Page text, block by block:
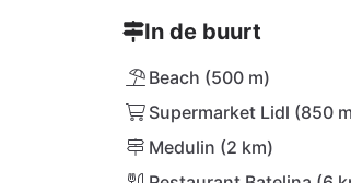
In de buurt
Beach (500 m)
Supermarket Lidl (850
Medulin (2 km)